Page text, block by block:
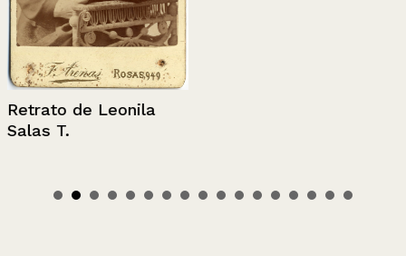
Retrato de Leonila
Salas T.